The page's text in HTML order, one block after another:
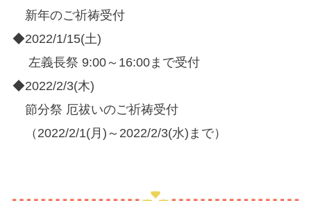
新年のご祈祷受付
◆2022/1/15(土)
左義長祭 9:00～16:00まで受付
◆2022/2/3(木)
節分祭 厄祓いのご祈祷受付
（ 2022/2/1(月)～ 2022/2/3(水)まで）